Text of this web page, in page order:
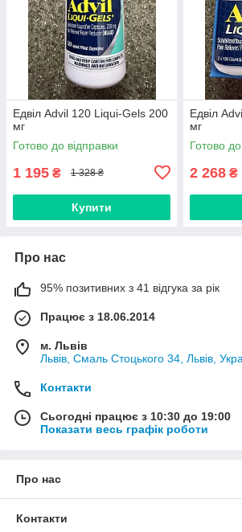
Едвіл Advil 120 Liqui-Gels 200
мг
Готово до відправки
1 195 ₴ 1 328 ₴
Купити
Едвіл
мг
Готово
2 268 ₴
Про нас
95% позитивних з 41 відгука за рік
Працює з 18.06.2014
м. Львів
Львів, Смаль Стоцького 34, Львів,
Контакти
Сьогодні працює з 10:30 до 19:00
Показати весь графік роботи
Про нас
Контакти